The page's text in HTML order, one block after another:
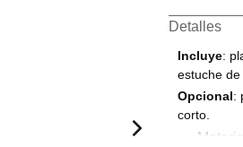
Detalles
Incluye:
estuche de
Opcional:
corto.